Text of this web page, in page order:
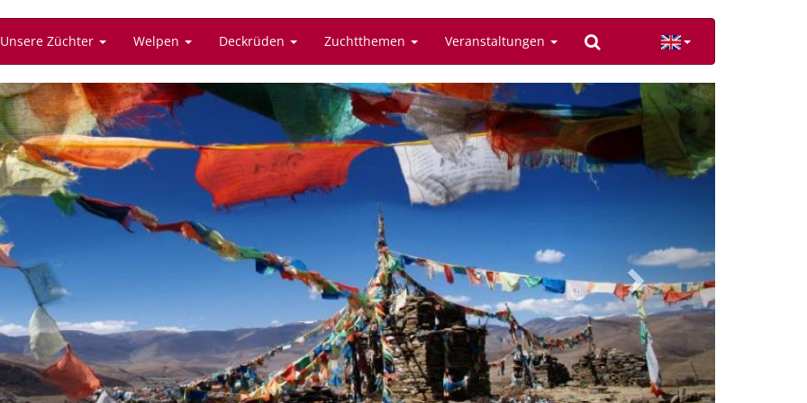
Unsere Züchter Welpen Deckrüden Zuchtthemen Veranstaltungen
Next